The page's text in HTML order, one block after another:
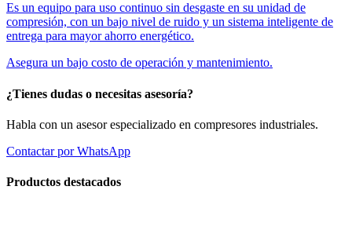
Es un equipo para uso continuo sin desgaste en su unidad de
compresión, con un bajo nivel de ruido y un sistema inteligente de
entrega para mayor ahorro energético.
Asegura un bajo costo de operación y mantenimiento.
¿Tienes dudas o necesitas asesoría?
Habla con un asesor especializado en compresores industriales.
Contactar por WhatsApp
Productos destacados